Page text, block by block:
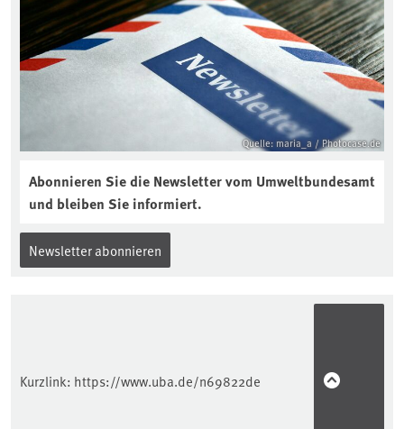
Quelle: maria_a / Photocase.de
Abonnieren Sie die Newsletter vom Umweltbundesamt
und bleiben Sie informiert.
Newsletter abonnieren
Kurzlink: https://www.uba.de/n69822de